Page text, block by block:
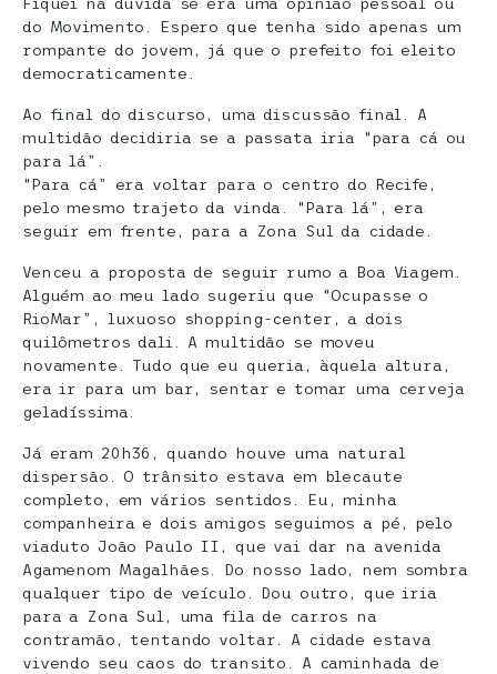
do Movimento. Espero que tenha sido apenas um
rompante do jovem, já que o prefeito foi eleito
democraticamente.
Ao final do discurso, uma discussão final. A
multidão decidiria se a passata iria “para cá ou
para lá”.
“Para cá” era voltar para o centro do Recife,
pelo mesmo trajeto da vinda. “Para lá”, era
seguir em frente, para a Zona Sul da cidade.
Venceu a proposta de seguir rumo a Boa Viagem.
Alguém ao meu lado sugeriu que “Ocupasse o
RioMar”, luxuoso shopping-center, a dois
quilômetros dali. A multidão se moveu
novamente. Tudo que eu queria, àquela altura,
era ir para um bar, sentar e tomar uma cerveja
geladíssima.
Já eram 20h36, quando houve uma natural
dispersão. O trânsito estava em blecaute
completo, em vários sentidos. Eu, minha
companheira e dois amigos seguimos a pé, pelo
viaduto João Paulo II, que vai dar na avenida
Agamenom Magalhães. Do nosso lado, nem sombra
qualquer tipo de veículo. Dou outro, que iria
para a Zona Sul, uma fila de carros na
contramão, tentando voltar. A cidade estava
vivendo seu caos do transito. A caminhada de